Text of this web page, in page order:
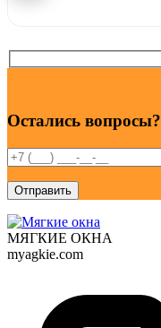
Остались вопросы?
МЯГКИЕ ОКНА
myagkie.com